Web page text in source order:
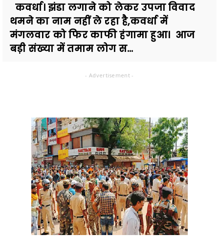
कवर्धा। झंडा लगाने को लेकर उपजा विवाद
थमने का नाम नहीं ले रहा है,कवर्धा में
मंगलवार को फिर काफी हंगामा हुआ। आज
बड़ी संख्या में तमाम लोग स...
- Advertisement -